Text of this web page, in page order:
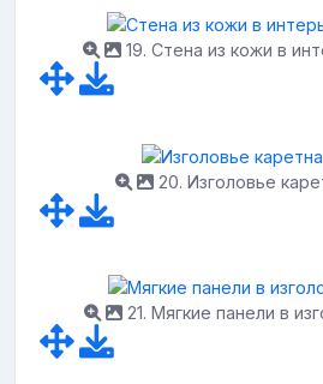
19. Стена из кожи в
20. Изголовье
21. Мягкие панели в